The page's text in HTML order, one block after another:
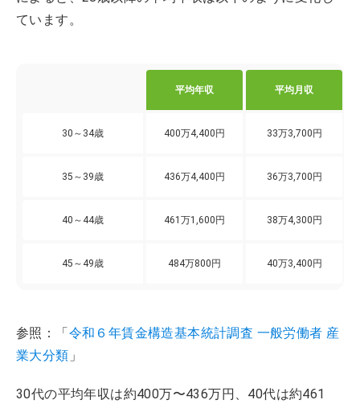
ています。
平均年収 平均月収
30～34歳 400万4,400円 33万3,700円
35～39歳 436万4,400円 36万3,700円
40～44歳 461万1,600円 38万4,300円
45～49歳 484万800円 40万3,400円
参照：「令和６年賃金構造基本統計調査 一般労働者 産
業大分類 」
30代の平均年収は約400万〜436万円、40代は約461